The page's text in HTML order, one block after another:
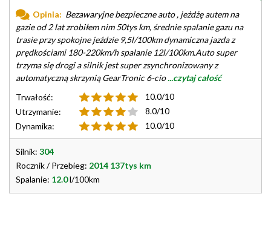
Opinia: Bezawaryjne bezpieczne auto , jeżdżę autem na
gazie od 2 lat zrobiłem nim 50tys km, średnie spalanie gazu na
trasie przy spokojne jeździe 9,5l/100km dynamiczna jazda z
prędkościami 180-220km/h spalanie 12l/100km.Auto super
trzyma się drogi a silnik jest super zsynchronizowany z
automatyczną skrzynią GearTronic 6-cio...czytaj całość
Trwałość:
10.0/10
Utrzymanie:
8.0/10
Dynamika:
10.0/10
Silnik: 304
Rocznik / Przebieg: 2014 137tys km
Spalanie: 12.0l/100km